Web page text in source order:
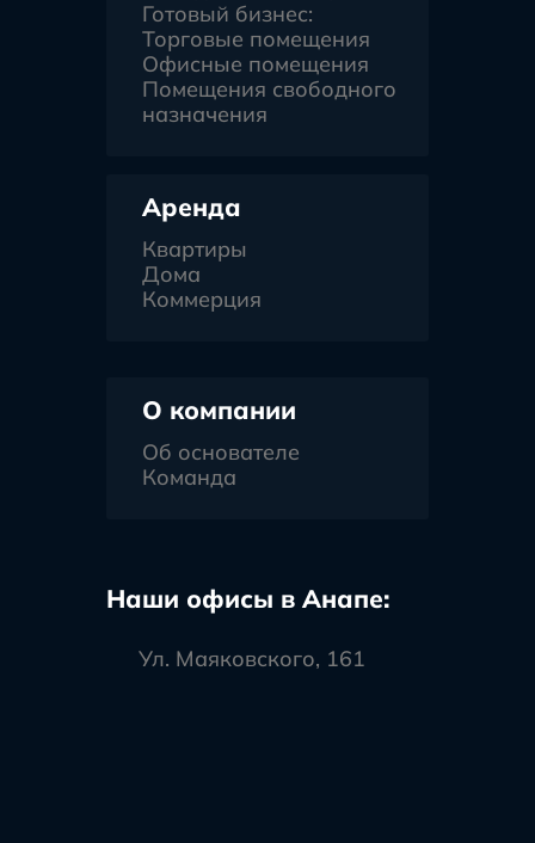
Готовый бизнес:
Торговые помещения
Офисные помещения
Помещения свободного
назначения
Аренда
Квартиры
Дома
Коммерция
О компании
Об основателе
Команда
Наши офисы в Анапе:
Ул. Маяковского, 161